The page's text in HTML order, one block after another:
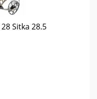
Sitka 28.5